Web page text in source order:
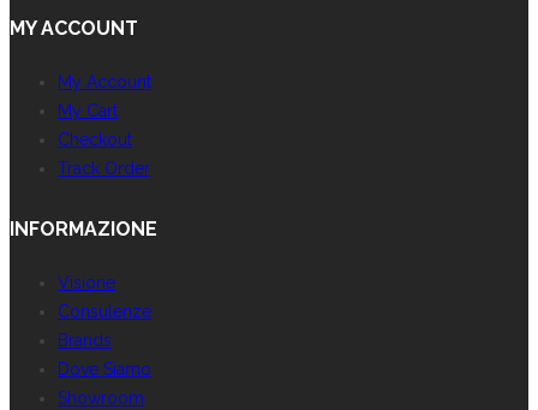
MY ACCOUNT
My Account
My Cart
Checkout
Track Order
INFORMAZIONE
Visione
Consulenze
Brands
Dove Siamo
Showroom